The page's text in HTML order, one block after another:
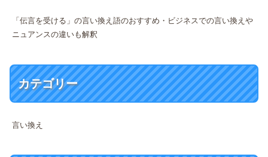
「伝言を受ける」の言い換え語のおすすめ・ビジネスでの言い換えや
ニュアンスの違いも解釈
カテゴリー
言い換え